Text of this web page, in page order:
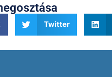
Twitter